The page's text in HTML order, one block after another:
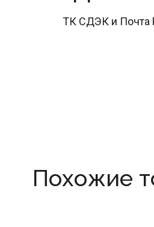
ТК СДЭК и Почта
Похожие